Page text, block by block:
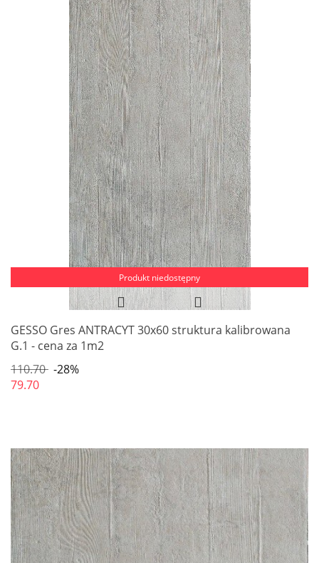
Produkt niedostępny
GESSO Gres ANTRACYT 30x60 struktura kalibrowana
G.1 - cena za 1m2
110.70 -28%
79.70